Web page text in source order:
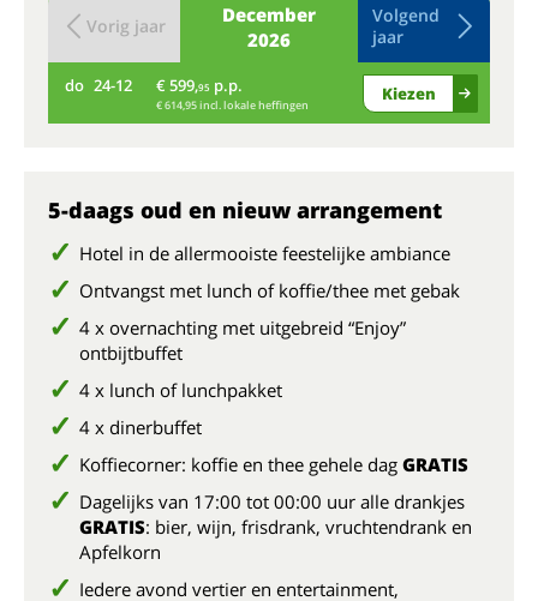
December
2026
Vorig jaar
Volgend
jaar
do 24-12 € 599,95 p.p.
€ 614,95 incl. lokale heffingen
Kiezen
5-daags oud en nieuw arrangement
Hotel in de allermooiste feestelijke ambiance
Ontvangst met lunch of koffie/thee met gebak
4 x overnachting met uitgebreid “Enjoy”
ontbijtbuffet
4 x lunch of lunchpakket
4 x dinerbuffet
Koffiecorner: koffie en thee gehele dag GRATIS
Dagelijks van 17:00 tot 00:00 uur alle drankjes
GRATIS: bier, wijn, frisdrank, vruchtendrank en
Apfelkorn
Iedere avond vertier en entertainment,